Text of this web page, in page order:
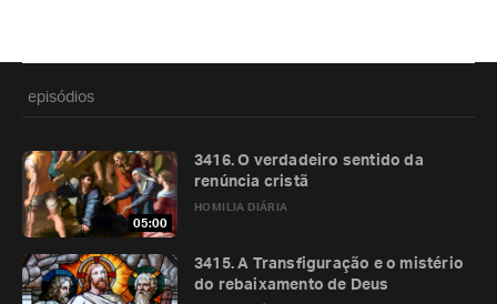
episódios
05:00
HOMILIA DIÁRIA
3416. O verdadeiro sentido da
renúncia cristã
3415. A Transfiguração e o mistério
do rebaixamento de Deus